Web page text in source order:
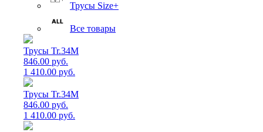
Трусы Size+
Все товары
Трусы Tr.34M
846.00 руб.
1 410.00 руб.
Трусы Tr.34M
846.00 руб.
1 410.00 руб.